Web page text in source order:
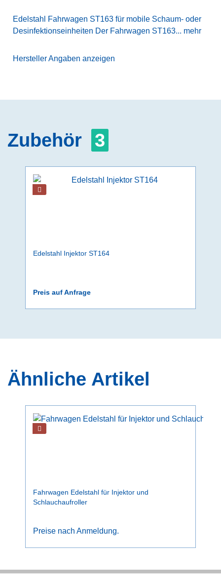
Edelstahl Fahrwagen ST163 für mobile Schaum- oder
Desinfektionseinheiten Der Fahrwagen ST163... mehr
Hersteller Angaben anzeigen
Zubehör 3
Edelstahl Injektor ST164
Preis auf Anfrage
Ähnliche Artikel
Fahrwagen Edelstahl für Injektor und
Schlauchaufroller
Preise nach Anmeldung.